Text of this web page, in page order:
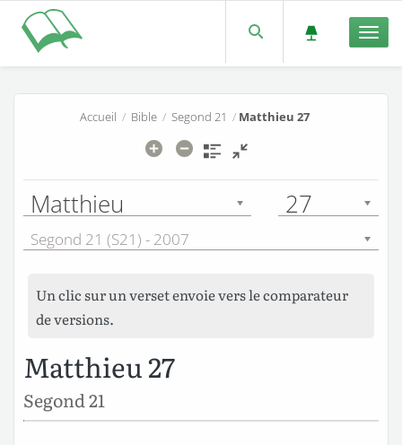
Accueil / Bible /Segond 21 / Matthieu 27
Matthieu 27
Segond 21 (S21) - 2007
Un clic sur un verset envoie vers le comparateur
de versions.
Matthieu 27
Segond 21